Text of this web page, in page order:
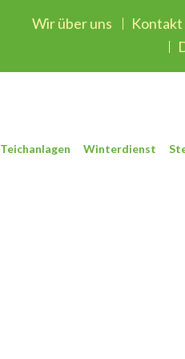
Wir über uns Kontakt
Teichanlagen Winterdienst